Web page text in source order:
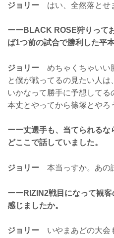
ジョリー はい、全然落とせ
ーーBLACK ROSE狩りって
ば1つ前の試合で勝利した平
ジョリー めちゃくちゃいい
と僕が戦ってるの見たい人
いかなって勝手に予想して
本丈とやってから篠塚とやろ
ーー丈選手も、当てられる
どここで話していました。
ジョリー 本当っすか。あの
ーーRIZIN2戦目になって観
感じましたか。
ジョリー いやまあどの大会